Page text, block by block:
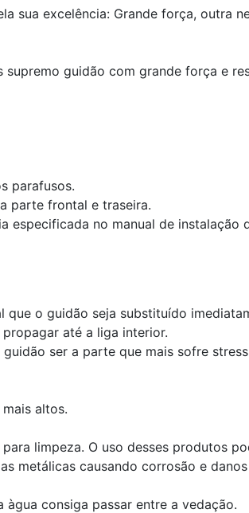
sua excelência: Grande força, outra
guidão com grande força e
parafusos.
parte frontal e traseira.
especificada no manual de instalação
que o guidão seja substituído
propagar até a liga interior.
ser a parte que mais sofre
altos.
limpeza. O uso desses produtos
metálicas causando corrosão e
consiga passar entre a vedação.